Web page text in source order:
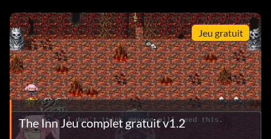
Jeu gratuit
The Inn Jeu complet gratuit v1.2